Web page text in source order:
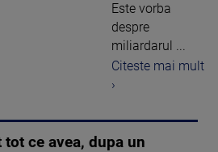
Este vorba
despre
miliardarul ...
Citeste mai mult
›
ce avea, dupa un